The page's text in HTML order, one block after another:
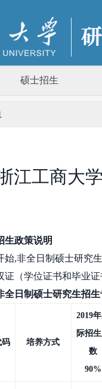
硕士招生
江工商大
生政策说明
始,非全日制硕士研究
证（学位证书和毕业
全日制硕士研究生招
码 培养方式
2019
际招
数
90%